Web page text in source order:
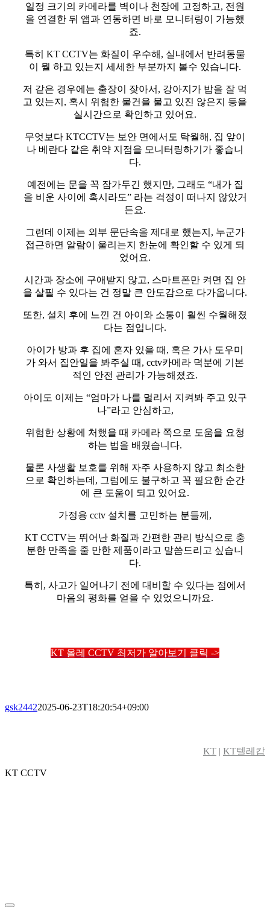
일정 크기의 카메라를 벽이나 천장에 고정하고, 전원
을 연결한 뒤 앱과 연동하면 바로 모니터링이 가능했
죠.
특히 KT CCTV는 화질이 우수해, 실내에서 반려동물
이 뭘 하고 있는지 세세한 부분까지 볼수 있습니다.
저 같은 경우에는 출장이 잦아서, 강아지가 밥을 잘 먹
고 있는지, 혹시 위험한 물건을 물고 있진 않은지 등을
실시간으로 확인하고 있어요.
무엇보다 KTCCTV는 보안 면에서도 탁월해, 집 앞이
나 베란다 같은 취약 지점을 모니터링하기가 좋습니
다.
예전에는 문을 꼭 잠가두긴 했지만, 그래도 “내가 집
을 비운 사이에 혹시라도” 라는 걱정이 떠나지 않았거
든요.
그런데 이제는 외부 문단속을 제대로 했는지, 누군가
접근하면 알람이 울리는지 한눈에 확인할 수 있게 되
었어요.
시간과 장소에 구애받지 않고, 스마트폰만 켜면 집 안
을 살필 수 있다는 건 정말 큰 안도감으로 다가옵니다.
또한, 설치 후에 느낀 건 아이와 소통이 훨씬 수월해졌
다는 점입니다.
아이가 방과 후 집에 혼자 있을 때, 혹은 가사 도우미
가 와서 집안일을 봐주실 때, cctv카메라 덕분에 기본
적인 안전 관리가 가능해졌죠.
아이도 이제는 “엄마가 나를 멀리서 지켜봐 주고 있구
나”라고 안심하고,
위험한 상황에 처했을 때 카메라 쪽으로 도움을 요청
하는 법을 배웠습니다.
물론 사생활 보호를 위해 자주 사용하지 않고 최소한
으로 확인하는데, 그럼에도 불구하고 꼭 필요한 순간
에 큰 도움이 되고 있어요.
가정용 cctv 설치를 고민하는 분들께,
KT CCTV는 뛰어난 화질과 간편한 관리 방식으로 충
분한 만족을 줄 만한 제품이라고 말씀드리고 싶습니
다.
특히, 사고가 일어나기 전에 대비할 수 있다는 점에서
마음의 평화를 얻을 수 있었으니까요.
KT 올레 CCTV 최저가 알아보기 클릭 ->
gsk24422025-06-23T18:20:54+09:00
KT | KT텔레캅
KT CCTV